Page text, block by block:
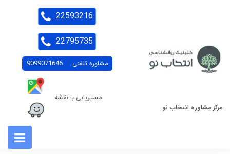
مرکز مشاوره انتخاب نو
مشاوره تلفنی 9099071646
مسیریابی با نقشه
22593216
22795735